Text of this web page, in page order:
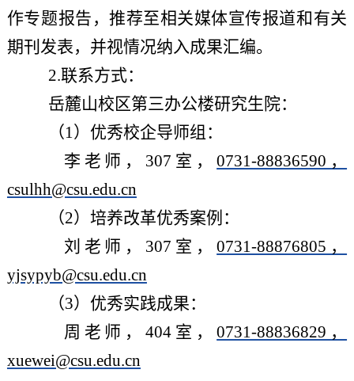
作专题报告，推荐至相关媒体宣传报道和有关
期刊发表，并视情况纳入成果汇编。
2.联系方式：
岳麓山校区第三办公楼研究生院：
（1）优秀校企导师组：
李老师， 307室，0731-88836590，
csulhh@csu.edu.cn
（2）培养改革优秀案例：
刘老师， 307室，0731-88876805，
yjsypyb@csu.edu.cn
（3）优秀实践成果：
周老师，404室，0731-88836829，
xuewei@csu.edu.cn